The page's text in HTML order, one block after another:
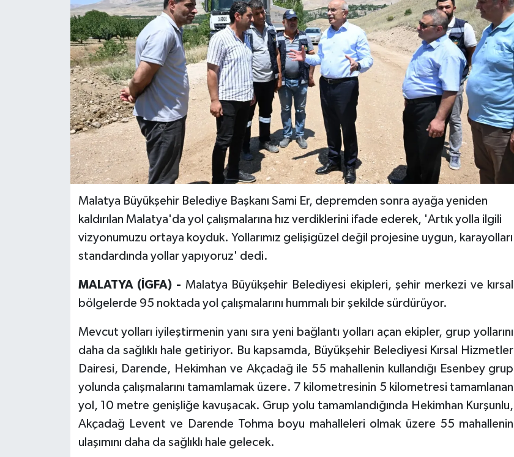
Malatya Büyükşehir Belediye Başkanı Sami Er, depremden sonra ayağa yeniden
kaldırılan Malatya'da yol çalışmalarına hız verdiklerini ifade ederek, 'Artık yolla ilgili
vizyonumuzu ortaya koyduk. Yollarımız gelişigüzel değil projesine uygun, karayolları
standardında yollar yapıyoruz' dedi.
MALATYA (İGFA) - Malatya Büyükşehir Belediyesi ekipleri, şehir merkezi ve kırsal
bölgelerde 95 noktada yol çalışmalarını hummalı bir şekilde sürdürüyor.
Mevcut yolları iyileştirmenin yanı sıra yeni bağlantı yolları açan ekipler, grup yollarını
daha da sağlıklı hale getiriyor. Bu kapsamda, Büyükşehir Belediyesi Kırsal Hizmetler
Dairesi, Darende, Hekimhan ve Akçadağ ile 55 mahallenin kullandığı Esenbey grup
yolunda çalışmalarını tamamlamak üzere. 7 kilometresinin 5 kilometresi tamamlanan
yol, 10 metre genişliğe kavuşacak. Grup yolu tamamlandığında Hekimhan Kurşunlu,
Akçadağ Levent ve Darende Tohma boyu mahalleleri olmak üzere 55 mahallenin
ulaşımını daha da sağlıklı hale gelecek.